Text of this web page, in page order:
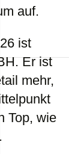
auf.
ist
Er ist
mehr,
Top, wie